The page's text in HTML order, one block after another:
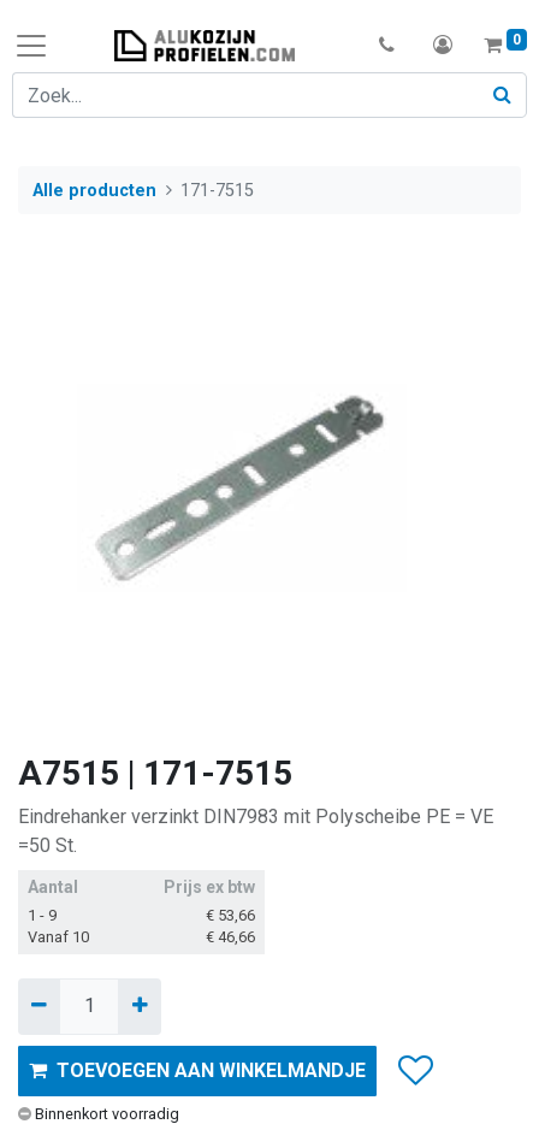
0
Alle producten 171-7515
A7515 | 171-7515
Eindrehanker verzinkt DIN7983 mit Polyscheibe PE = VE
=50 St.
Aantal Prijs ex btw
1 - 9 € 53,66
Vanaf 10
€ 46,66
TOEVOEGEN AAN WINKELMANDJE
Binnenkort voorradig